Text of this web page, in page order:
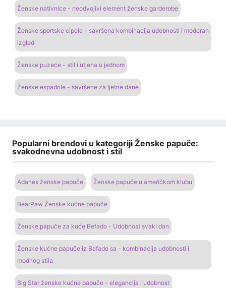
Ženske nativnice - neodvojivi element ženske garderobe
Ženske sportske cipele - savršena kombinacija udobnosti i moderan
izgled
Ženske puzeće - stil i utjeha u jednom
Ženske espadrile - savršene za ljetne dane
Popularni brendovi u kategoriji Ženske papuče:
svakodnevna udobnost i stil
Adanex ženske papuče Ženske papuče u američkom klubu
BearPaw Ženske kućne papuče
Ženske papuče za kuće Befado - Udobnost svaki dan
Ženske kućne papuče iz Befado sa - kombinacija udobnosti i
modnog stila
Big Star ženske kućne papuče - elegancija i udobnost